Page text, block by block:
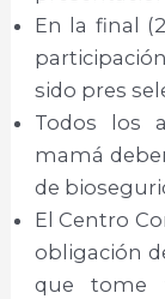
En la final
sido pres
Todos los
mamá
de
El Centro
obligación
que tome